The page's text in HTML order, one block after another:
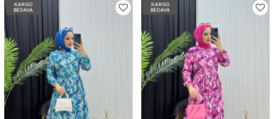
KARGO
BEDAVA
KARGO
BEDAVA